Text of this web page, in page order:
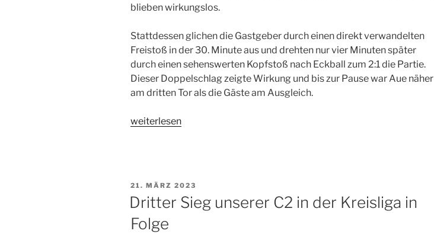
blieben wirkungslos.
Stattdessen glichen die Gastgeber durch einen direkt verwandelten
Freistoß in der 30. Minute aus und drehten nur vier Minuten später
durch einen sehenswerten Kopfstoß nach Eckball zum 2:1 die Partie.
Dieser Doppelschlag zeigte Wirkung und bis zur Pause war Aue näher
am dritten Tor als die Gäste am Ausgleich.
„B2
im
Elfmeterschießen“
weiterlesen
VERÖFFENTLICHT
AM
21. MÄRZ 2023
Dritter Sieg unserer C2 in der Kreisliga in
Folge